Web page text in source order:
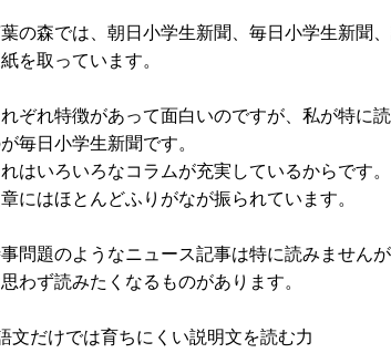
の森では、朝日小学生新聞、毎日小学生新聞
を取っています。
ぞれ特徴があって面白いのですが、私が特に
毎日小学生新聞です。
はいろいろなコラムが充実しているからです。
にはほとんどふりがなが振られています。
問題のようなニュース記事は特に読みません
わず読みたくなるものがあります。
文だけでは育ちにくい説明文を読む力